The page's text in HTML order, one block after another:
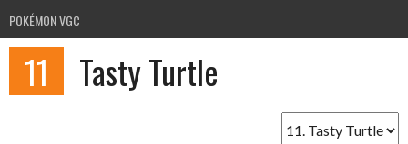
POKÉMON VGC
11 Tasty Turtle